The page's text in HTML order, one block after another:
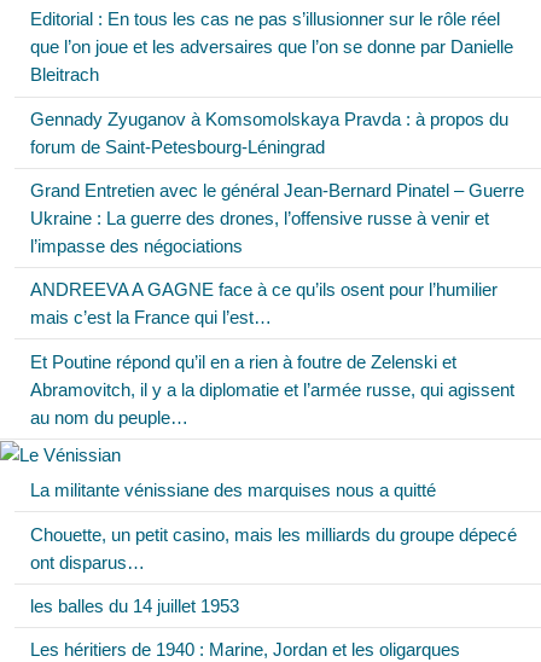
Editorial : En tous les cas ne pas s’illusionner sur le rôle réel
que l’on joue et les adversaires que l’on se donne par Danielle
Bleitrach
Gennady Zyuganov à Komsomolskaya Pravda : à propos du
forum de Saint-Petesbourg-Léningrad
Grand Entretien avec le général Jean-Bernard Pinatel – Guerre
Ukraine : La guerre des drones, l’offensive russe à venir et
l’impasse des négociations
ANDREEVA A GAGNE face à ce qu’ils osent pour l’humilier
mais c’est la France qui l’est…
Et Poutine répond qu’il en a rien à foutre de Zelenski et
Abramovitch, il y a la diplomatie et l’armée russe, qui agissent
au nom du peuple…
La militante vénissiane des marquises nous a quitté
Chouette, un petit casino, mais les milliards du groupe dépecé
ont disparus…
les balles du 14 juillet 1953
Les héritiers de 1940 : Marine, Jordan et les oligarques